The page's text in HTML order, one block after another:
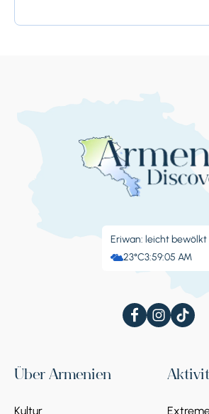
Armenien ist ein Paradies für
für aktive Touren voller...
Eriwan: leicht bewölkt
23°C3:59:06 AM
Über Armenien
Kultur